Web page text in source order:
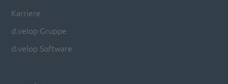
Karriere
d.velop Gruppe
d.velop Software